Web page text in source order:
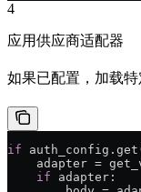
4
应用供应商适配器
如果已配置，加载特
if
adapter =
    if
adapter: